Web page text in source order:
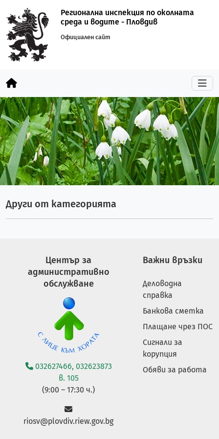
Регионална инспекция по околната
среда и водите - Пловдив
Официален сайт
Други от категорията
Център за
административно
обслужване
032627466, 032623873
в. 105
(9:00 – 17:30 ч.)
riosv@plovdiv.riew.gov.bg
Важни връзки
Деловодна
справка
Банкова сметка
Плащане чрез ПОС
Сигнали за
корупция
Обяви за работа